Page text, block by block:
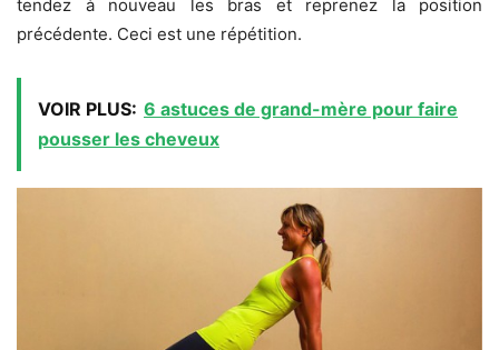
tendez à nouveau les bras et reprenez la position
précédente. Ceci est une répétition.
VOIR PLUS: 6 astuces de grand-mère pour faire
pousser les cheveux